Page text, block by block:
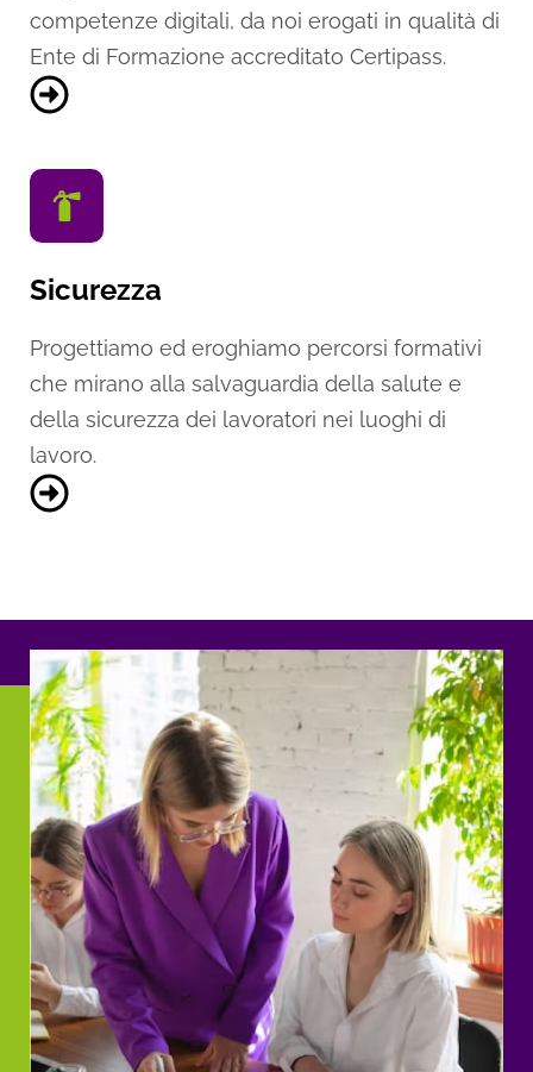
competenze digitali, da noi erogati in qualità di
Ente di Formazione accreditato Certipass.
Sicurezza
Progettiamo ed eroghiamo percorsi formativi
che mirano alla salvaguardia della salute e
della sicurezza dei lavoratori nei luoghi di
lavoro.